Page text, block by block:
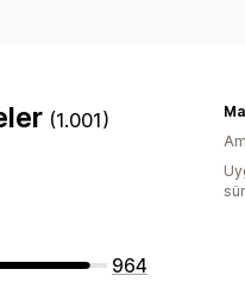
(1.001)
964